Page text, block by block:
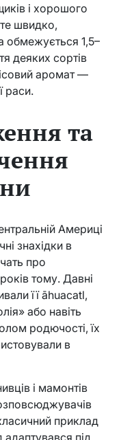
і хорошого
швидко,
обмежується 1,5–
деяких сортів
аромат —
раси.
та
Америці
знахідки в
про
тому. Давні
її āhuacatl,
або навіть
родючості, їх
в
і мамонтів
приклад
адаптувався під